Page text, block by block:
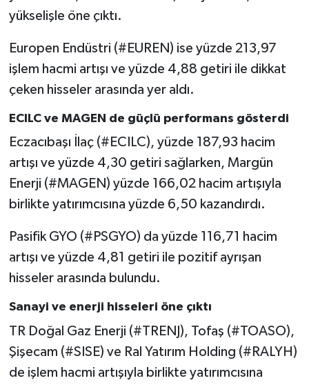
yükselişle öne çıktı.
Europen Endüstri (#EUREN) ise yüzde 213,97
işlem hacmi artışı ve yüzde 4,88 getiri ile dikkat
çeken hisseler arasında yer aldı.
ECILC ve MAGEN de güçlü performans gösterdi
Eczacıbaşı İlaç (#ECILC), yüzde 187,93 hacim
artışı ve yüzde 4,30 getiri sağlarken, Margün
Enerji (#MAGEN) yüzde 166,02 hacim artışıyla
birlikte yatırımcısına yüzde 6,50 kazandırdı.
Pasifik GYO (#PSGYO) da yüzde 116,71 hacim
artışı ve yüzde 4,81 getiri ile pozitif ayrışan
hisseler arasında bulundu.
Sanayi ve enerji hisseleri öne çıktı
TR Doğal Gaz Enerji (#TRENJ), Tofaş (#TOASO),
Şişecam (#SISE) ve Ral Yatırım Holding (#RALYH)
de işlem hacmi artışıyla birlikte yatırımcısına